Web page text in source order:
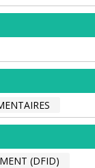
(DFID)